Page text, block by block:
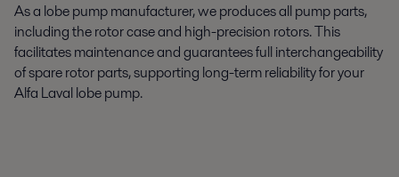
As a lobe pump manufacturer, we produces all pump parts,
including the rotor case and high-precision rotors. This
facilitates maintenance and guarantees full interchangeability
of spare rotor parts, supporting long-term reliability for your
Alfa Laval lobe pump.